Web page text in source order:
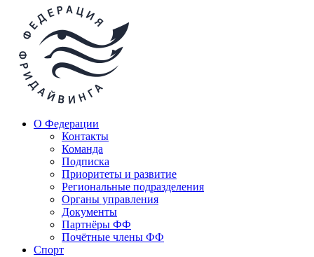
О Федерации
Контакты
Команда
Подписка
Приоритеты и развитие
Региональные подразделения
Органы управления
Документы
Партнёры ФФ
Почётные члены ФФ
Спорт